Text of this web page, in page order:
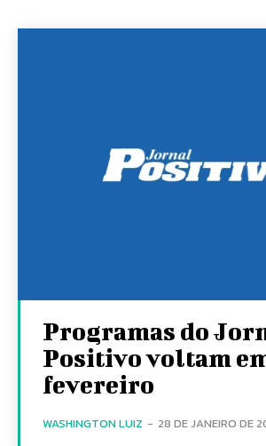
Programas do
Positivo voltam
fevereiro
WASHINGTON LUIZ - 28 DE JANEIRO DE